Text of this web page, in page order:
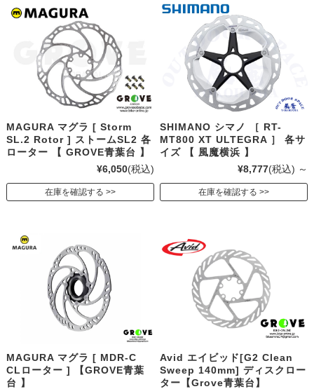
MAGURA マグラ [ Storm
SL.2 Rotor ] ストームSL2 各
ローター 【 GROVE青葉台 】
¥6,050(税込)
在庫を確認する
SHIMANO シマノ ［ RT-
MT800 XT ULTEGRA ］ 各サ
イズ 【 風魔横浜 】
¥8,777(税込) ～
在庫を確認する
MAGURA マグラ [ MDR-C
CLローター ] 【GROVE青葉
台 】
Avid エイビッド[G2 Clean
Sweep 140mm] ディスクロー
ター【Grove青葉台】